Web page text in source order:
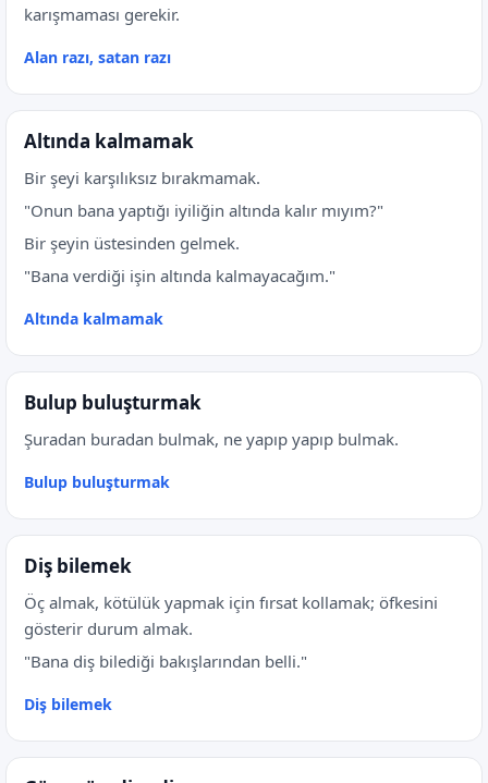
karışmaması gerekir.
Alan razı, satan razı
Altında kalmamak
Bir şeyi karşılıksız bırakmamak.
"Onun bana yaptığı iyiliğin altında kalır mıyım?"
Bir şeyin üstesinden gelmek.
"Bana verdiği işin altında kalmayacağım."
Altında kalmamak
Bulup buluşturmak
Şuradan buradan bulmak, ne yapıp yapıp bulmak.
Bulup buluşturmak
Diş bilemek
Öç almak, kötülük yapmak için fırsat kollamak; öfkesini
gösterir durum almak.
"Bana diş bilediği bakışlarından belli."
Diş bilemek